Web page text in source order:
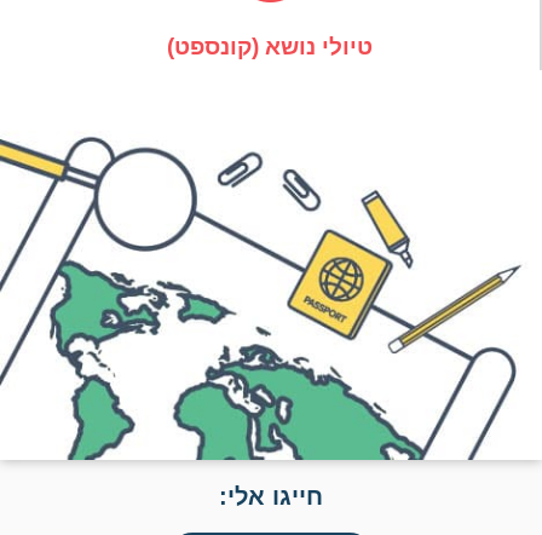
טיולי נושא (קונספט)
חייגו אלי: